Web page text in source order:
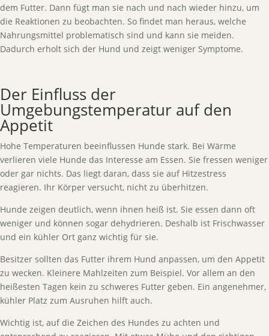
dem Futter. Dann fügt man sie nach und nach wieder hinzu, um
die Reaktionen zu beobachten. So findet man heraus, welche
Nahrungsmittel problematisch sind und kann sie meiden.
Dadurch erholt sich der Hund und zeigt weniger Symptome.
Der Einfluss der
Umgebungstemperatur auf den
Appetit
Hohe Temperaturen beeinflussen Hunde stark. Bei Wärme
verlieren viele Hunde das Interesse am Essen. Sie fressen weniger
oder gar nichts. Das liegt daran, dass sie auf Hitzestress
reagieren. Ihr Körper versucht, nicht zu überhitzen.
Hunde zeigen deutlich, wenn ihnen heiß ist. Sie essen dann oft
weniger und können sogar dehydrieren. Deshalb ist Frischwasser
und ein kühler Ort ganz wichtig für sie.
Besitzer sollten das Futter ihrem Hund anpassen, um den Appetit
zu wecken. Kleinere Mahlzeiten zum Beispiel. Vor allem an den
heißesten Tagen kein zu schweres Futter geben. Ein angenehmer,
kühler Platz zum Ausruhen hilft auch.
Wichtig ist, auf die Zeichen des Hundes zu achten und